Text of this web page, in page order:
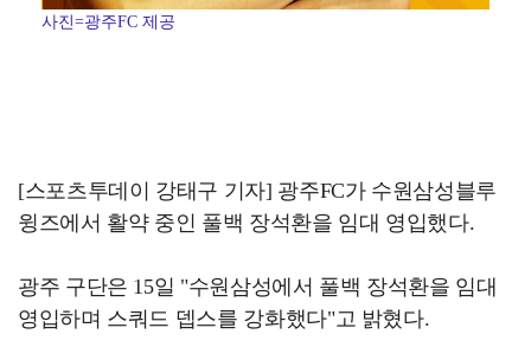
사진=광주FC 제공
[스포츠투데이 강태구 기자] 광주FC가 수원삼성블루
윙즈에서 활약 중인 풀백 장석환을 임대 영입했다.
광주 구단은 15일 "수원삼성에서 풀백 장석환을 임대
영입하며 스쿼드 뎁스를 강화했다"고 밝혔다.